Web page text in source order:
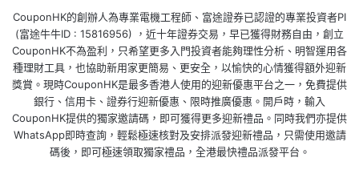
CouponHK的創辦人為專業電機工程師、富途證券已認證的專業投資者PI
(富途牛牛ID : 15816956) ，近十年證券交易，早已獲得財務自由，創立
CouponHK不為盈利，只希望更多入門投資者能夠理性分析、明智運用各
種理財工具，也協助新用家更簡易、更安全，以愉快的心情獲得額外迎新
獎賞。現時CouponHK是最多香港人使用的迎新優惠平台之一，免費提供
銀行、信用卡、證券行迎新優惠、限時推廣優惠。開戶時，輸入
CouponHK提供的獨家邀請碼，即可獲得更多迎新禮品。同時我們亦提供
WhatsApp即時查詢，輕鬆極速核對及安排派發迎新禮品，只需使用邀請
碼後，即可極速領取獨家禮品，全港最快禮品派發平台。